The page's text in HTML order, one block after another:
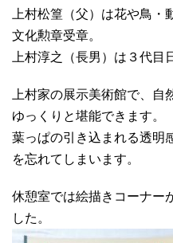
上村松篁（父）は花や鳥
文化勲章受章。
上村淳之（長男）は３代目
上村家の展示美術館で、
ゆっくりと堪能できます。
葉っぱの引き込まれる透明
を忘れてしまいます。
休憩室では絵描きコーナー
した。